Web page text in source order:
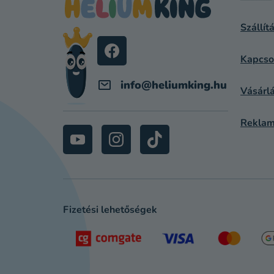
info@heliumking.hu
Fizetési lehetőségek